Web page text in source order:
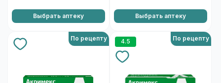
Выбрать аптеку Выбрать аптеку
По рецепту 4.5 По рецепту